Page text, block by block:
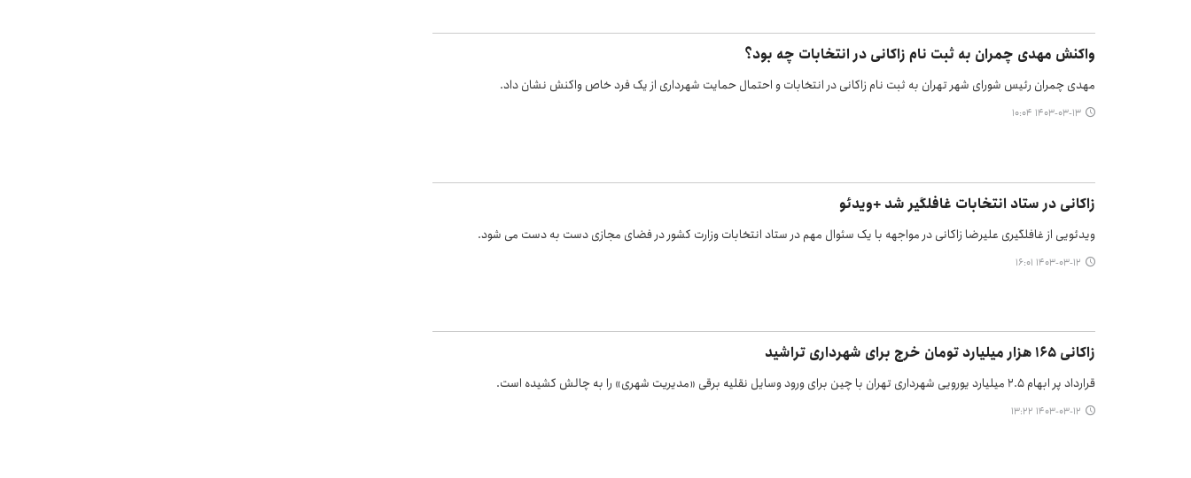
واکنش مهدی چمران به ثبت نام زاکانی در انتخابات چه بود؟
مهدی چمران رئیس شورای شهر تهران به ثبت نام زاکانی در انتخابات و احتمال حمایت شهرداری از یک فرد خاص واکنش نشان داد.
۱۴۰۳-۰۳-۱۳ ۱۰:۰۴
زاکانی در ستاد انتخابات غافلگیر شد +ویدئو
ویدئویی از غافلگیری علیرضا زاکانی در مواجهه با یک سئوال مهم در ستاد انتخابات وزارت کشور در فضای مجازی دست به دست می شود.
۱۴۰۳-۰۳-۱۲ ۱۶:۰۱
زاکانی ۱۶۵ هزار میلیارد تومان خرج برای شهرداری تراشید
قرارداد پر ابهام ۲.۵ میلیارد یورویی شهرداری تهران با چین برای ورود وسایل نقلیه برقی «مدیریت شهری» را به چالش کشیده است.
۱۴۰۳-۰۳-۱۲ ۱۳:۲۲